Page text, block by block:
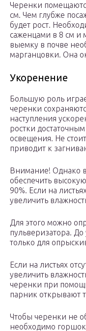
Черенки
см. Чем глубже
будет рост.
саженцами в 8 см и
выемку в почве
марганцовки. Она
Укоренение
Большую роль
черенки
наступления
ростки
освещения. Не
приводит к
Внимание! Однако
обеспечить
90%. Если на
увеличить
Для этого можно
пульверизатора.
только для
Если на листьях
увеличить
черенки при
парник открывают
Чтобы черенки не
необходимо горшок